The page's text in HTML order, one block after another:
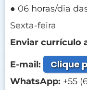
● 06 horas/dia
Sexta-feira
Enviar currículo
E-mail: Clique
WhatsApp: +55